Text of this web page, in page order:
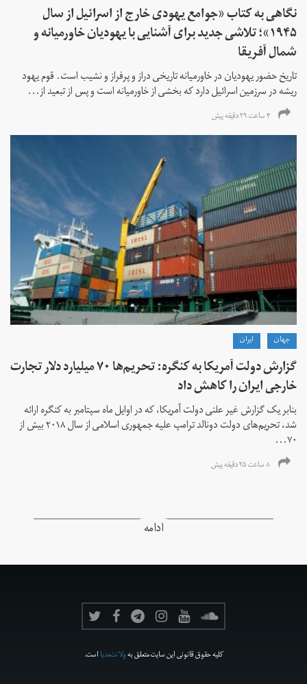
نگاهی به کتاب «جوامع یهودی خارج از اسرائیل از سال
۱۹۴۵»؛ تلاشی جدید برای آشنایی با یهودیان خاورمیانه و
شمال آفریقا
تاریخ حضور یهودیان در خاورمیانه تاریخی دراز و پرفراز و نشیب است. قوم یهود
ریشه در سرزمین اسرائیل دارد که بخشی از خاورمیانه است و پس از تبعید از...
۴ ساعت ۲۹ دقیقه پیش
جهان ايران
گزارش دولت آمریکا به کنگره: تحریم‌ها ۷۰ میلیارد دلار تجارت
خارجی ایران را کاهش داد
بنابر یک گزارش غیر علنی دولت آمریکا، که در اوایل ماه سپتامبر به کنگره ارائه
شد، تحریم‌های دولت دونالد ترامپ علیه جمهوری اسلامی از سال ۲۰۱۸ بیش از
۷۰...
۸ ساعت ۲۵ دقیقه پیش
ادامه
کلیه حقوق قانونی این سایت متعلق بهولانت‌مدیااست.